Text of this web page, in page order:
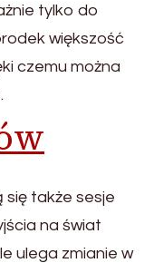
tylko do
większość
czemu można
się także sesje
na świat
ulega zmianie w